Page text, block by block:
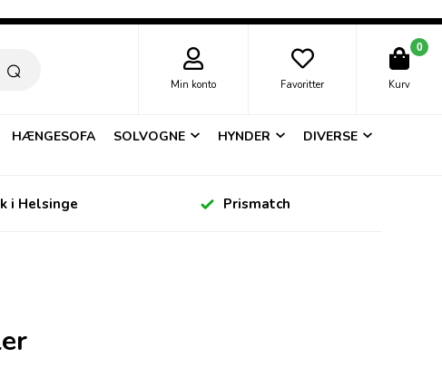
Min konto Favoritter
0
Kurv
HÆNGESOFA SOLVOGNE HYNDER DIVERSE
i Helsinge Prismatch